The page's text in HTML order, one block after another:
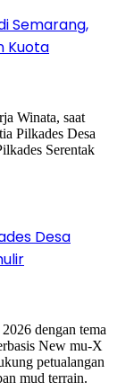
Semarang,
Kuota
Desa